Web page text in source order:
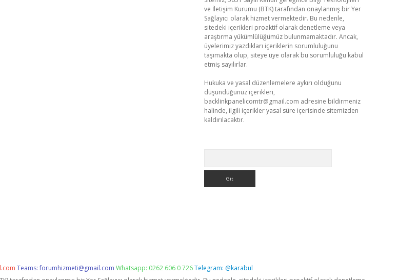
ve İletişim Kurumu (BTK) tarafından onaylanmış bir Yer
Sağlayıcı olarak hizmet vermektedir. Bu nedenle,
sitedeki içerikleri proaktif olarak denetleme veya
araştırma yükümlülüğümüz bulunmamaktadır. Ancak,
üyelerimiz yazdıkları içeriklerin sorumluluğunu
taşımakta olup, siteye üye olarak bu sorumluluğu kabul
etmiş sayılırlar.
Hukuka ve yasal düzenlemelere aykırı olduğunu
düşündüğünüz içerikleri,
backlinkpanelicomtr@gmail.com adresine bildirmeniz
halinde, ilgili içerikler yasal süre içerisinde sitemizden
kaldırılacaktır.
Teams:forumhizmeti@gmail.com Whatsapp: 0262 606 0 726Telegram: @karabul